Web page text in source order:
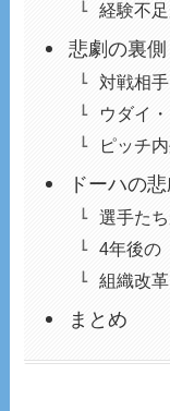
経験不
悲劇の裏
対戦相
ウダイ
ピッチ
ドーハの
選手た
4年後の
組織改
まとめ